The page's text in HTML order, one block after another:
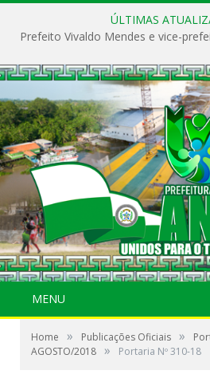
ÚLTIMAS
MENU
Home » Publicações Oficiais »
AGOSTO/2018 » Portaria Nº 310-18